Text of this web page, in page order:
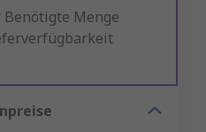
Benötigte Menge